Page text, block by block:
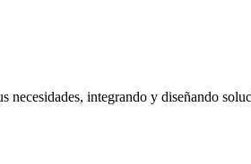
necesidades, integrando y diseñando